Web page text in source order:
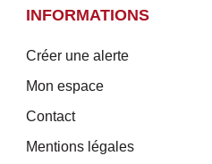
INFORMATIONS
Créer une alerte
Mon espace
Contact
Mentions légales